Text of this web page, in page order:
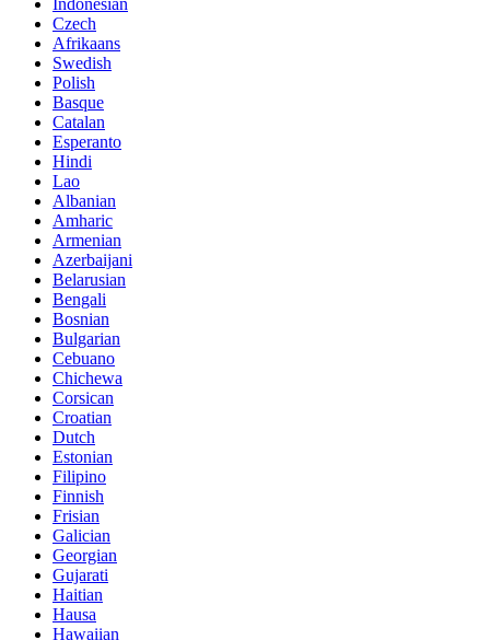
Czech
Afrikaans
Swedish
Polish
Basque
Catalan
Esperanto
Hindi
Lao
Albanian
Amharic
Armenian
Azerbaijani
Belarusian
Bengali
Bosnian
Bulgarian
Cebuano
Chichewa
Corsican
Croatian
Dutch
Estonian
Filipino
Finnish
Frisian
Galician
Georgian
Gujarati
Haitian
Hausa
Hawaiian